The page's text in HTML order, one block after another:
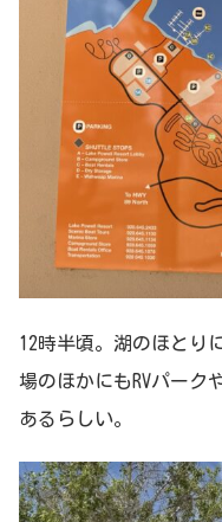
12時半頃。湖のほとり
場のほかにもRVパーク
あるらしい。